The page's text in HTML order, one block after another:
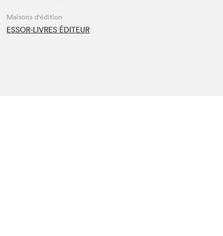
Maisons d'édition
ESSOR-LIVRES ÉDITEUR